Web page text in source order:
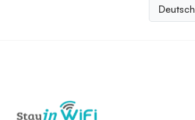
Deutsch